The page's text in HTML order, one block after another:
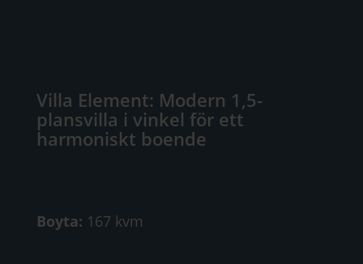
Villa Element: Modern 1,5-
plansvilla i vinkel för ett
harmoniskt boende
Boyta: 167 kvm